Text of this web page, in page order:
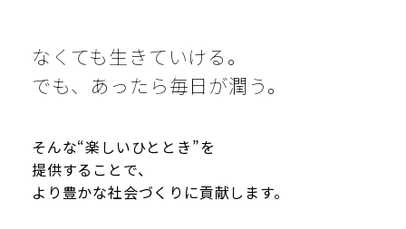
なくても生きていける。
でも、あったら毎日が潤う。
そんな“楽しいひととき”を
提供することで、
より豊かな社会づくりに貢献します。